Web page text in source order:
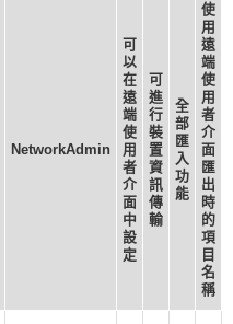
NetworkAdmin
可
以
在
遠
端
使
用
者
介
面
中
設
定
可
進
行
裝
置
資
訊
傳
輸
全
部
匯
入
功
能
使
用
遠
端
使
用
者
介
面
匯
出
時
的
項
目
名
稱